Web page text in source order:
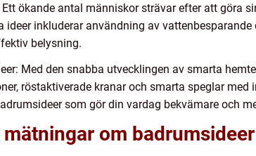
ökande antal människor strävar efter att göra
ideer inkluderar användning av
belysning.
Med den snabba utvecklingen av smarta
röstaktiverade kranar och smarta speglar
som gör din vardag bekvämare och
om badrumsideer